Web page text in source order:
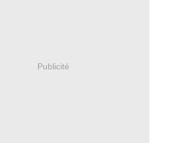
Publicité